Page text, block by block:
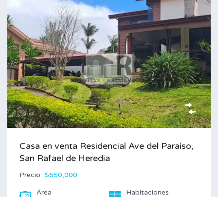
Casa en venta Residencial Ave del Paraíso,
San Rafael de Heredia
Precio $650,000
Área Habitaciones